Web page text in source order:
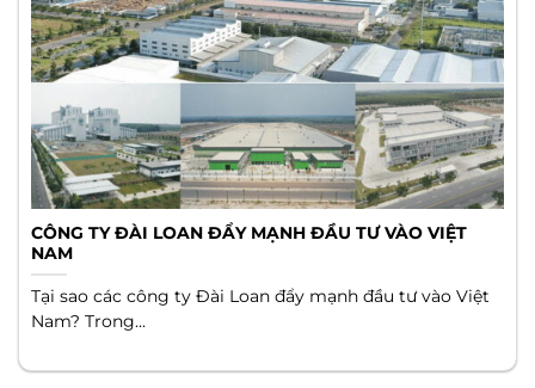
CÔNG TY ĐÀI LOAN ĐẨY MẠNH ĐẦU TƯ VÀO VIỆT
NAM
Tại sao các công ty Đài Loan đẩy mạnh đầu tư vào Việt
Nam? Trong...